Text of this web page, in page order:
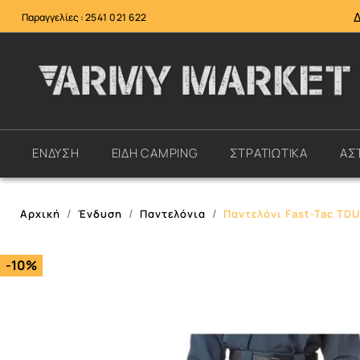
Παραγγελίες :2541 021 622
ΕΝΔΥΣΗ ΕΙΔΗ CAMPING ΣΤΡΑΤΙΩΤΙΚΑ
Αρχική Ένδυση Παντελόνια Παντελόνι Fast-Tac TDU
-10%